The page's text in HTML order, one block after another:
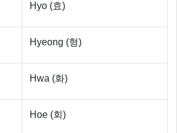
Hyo (효)
Hyeong (형)
Hwa (화)
Hoe (회)